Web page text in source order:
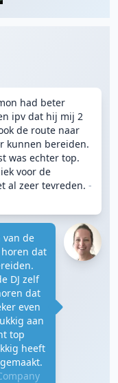
had beter
ipv dat hij mij 2
de route naar
kunnen bereiden.
was echter top.
voor de
al zeer tevreden. -
de
dat
DJ zelf
dat
even
aan
top
heeft